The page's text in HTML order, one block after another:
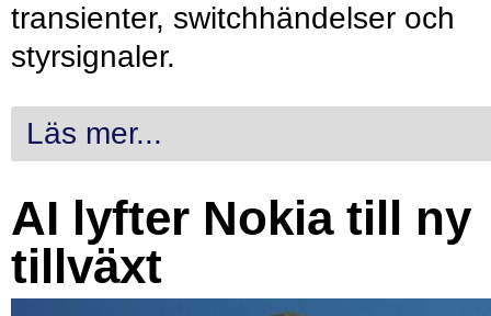
transienter, switchhändelser och
styrsignaler.
Läs mer...
AI lyfter Nokia till ny
tillväxt